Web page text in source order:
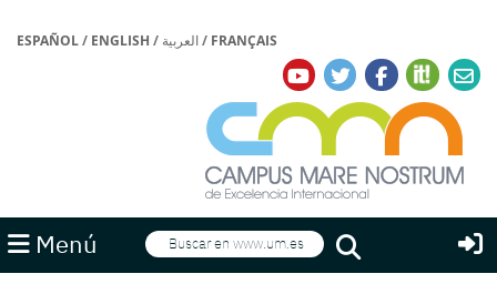
ESPAÑOL/ ENGLISH / العربية/ FRANÇAIS
Menú Buscar
Buscar